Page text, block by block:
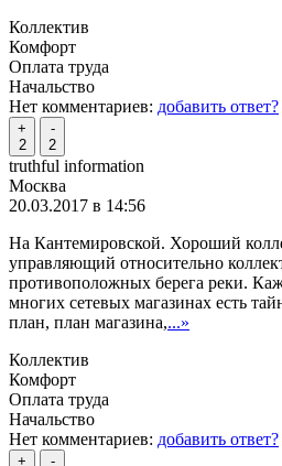
Коллектив
Комфорт
Оплата труда
Начальство
Нет комментариев: добавить ответ?
+
2
-
2
truthful information
Москва
20.03.2017 в 14:56
На Кантемировской. Хороший
управляющий относительно
противоположных берега реки.
многих сетевых магазинах есть
план, план магазина,...»
Коллектив
Комфорт
Оплата труда
Начальство
Нет комментариев: добавить ответ?
+ -